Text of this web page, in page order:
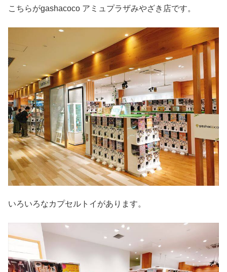
こちらがgashacoco アミュプラザみやざき店です。
いろいろなカプセルトイがあります。